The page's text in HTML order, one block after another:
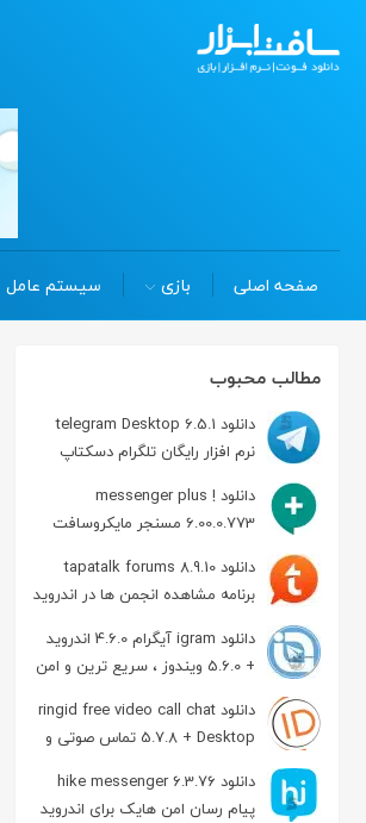
صفحه اصلی بازی سیستم عامل
مطالب محبوب
دانلود telegram Desktop 6.5.1
نرم افزار رایگان تلگرام دسکتاپ
دانلود messenger plus !
6.00.0.773 مسنجر مایکروسافت
دانلود tapatalk forums 8.9.10
برنامه مشاهده انجمن ها در اندروید
دانلود igram آیگرام 4.6.0 اندروید
+ 5.6.0 ویندوز ، سریع ترین و امن
ترین نسخه تلگرام
دانلود ringid free video call chat
5.7.8 + Desktop تماس صوتی و
تصویری در اندروید
دانلود hike messenger 6.3.76
پیام‌ رسان‌ امن هایک برای اندروید